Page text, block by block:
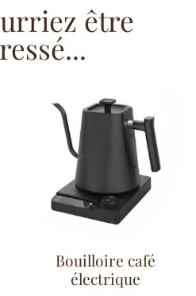
être
Bouilloire café
électrique